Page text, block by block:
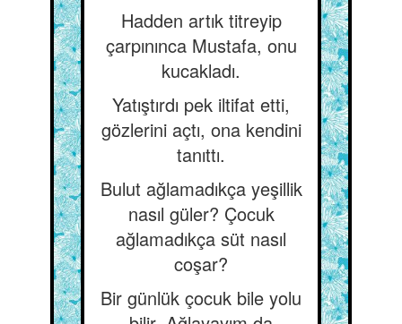
Hadden artık titreyip
çarpınınca Mustafa, onu
kucakladı.
Yatıştırdı pek iltifat etti,
gözlerini açtı, ona kendini
tanıttı.
Bulut ağlamadıkça yeşillik
nasıl güler? Çocuk
ağlamadıkça süt nasıl
coşar?
Bir günlük çocuk bile yolu